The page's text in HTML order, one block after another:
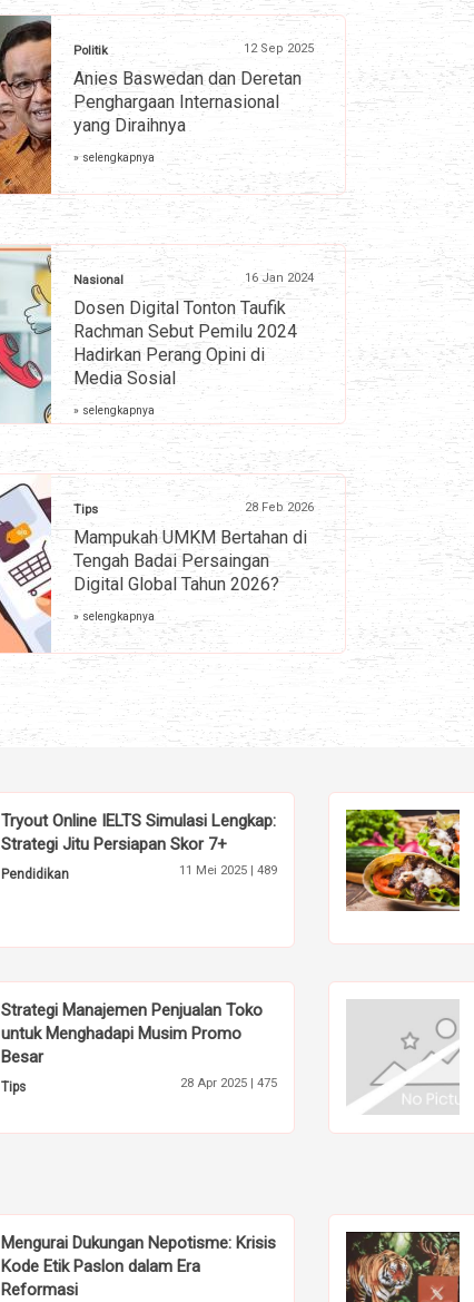
Politik 12 Sep 2025
Anies Baswedan dan Deretan
Penghargaan Internasional
yang Diraihnya
» selengkapnya
Nasional 16 Jan 2024
Dosen Digital Tonton Taufik
Rachman Sebut Pemilu 2024
Hadirkan Perang Opini di
Media Sosial
» selengkapnya
Tips 28 Feb 2026
Mampukah UMKM Bertahan di
Tengah Badai Persaingan
Digital Global Tahun 2026?
» selengkapnya
Tryout Online IELTS Simulasi Lengkap:
Strategi Jitu Persiapan Skor 7+
Pendidikan 11 Mei 2025 | 489
Strategi Manajemen Penjualan Toko
untuk Menghadapi Musim Promo
Besar
Tips 28 Apr 2025 | 475
Mengurai Dukungan Nepotisme: Krisis
Kode Etik Paslon dalam Era
Reformasi